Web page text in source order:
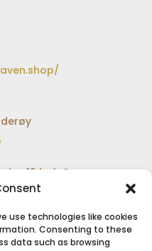
use technologies like cookies
Consenting to these
data such as browsing
12 bak Coop